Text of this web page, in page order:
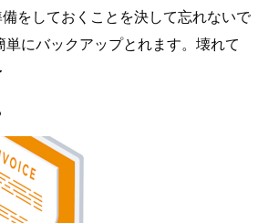
をしておくことを決して忘れないで
単にバックアップとれます。壊れて